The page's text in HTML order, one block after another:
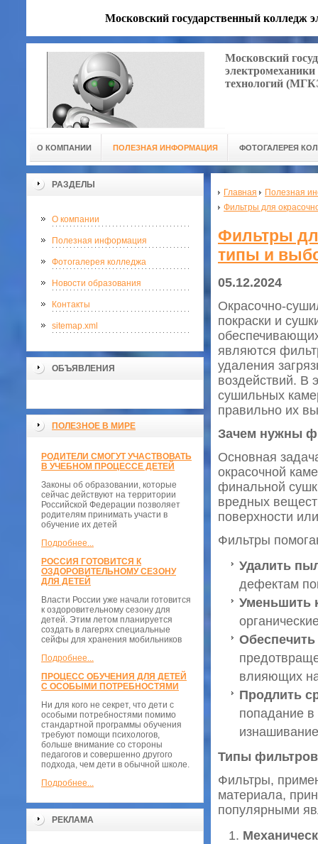
Московский государственный
Московский
технологий
О КОМПАНИИ ПОЛЕЗНАЯ ИНФОРМАЦИЯ ФОТОГАЛЕРЕЯ
РАЗДЕЛЫ
О компании
Полезная информация
Фотогалерея колледжа
Новости образования
Контакты
sitemap.xml
ОБЪЯВЛЕНИЯ
ПОЛЕЗНОЕ В МИРЕ
РОДИТЕЛИ СМОГУТ УЧАСТВОВАТЬ
В УЧЕБНОМ ПРОЦЕССЕ ДЕТЕЙ
Законы об образовании, которые
сейчас действуют на территории
Российской Федерации позволяет
родителям принимать участи в
обучение их детей
Подробнее...
РОССИЯ ГОТОВИТСЯ К
ОЗДОРОВИТЕЛЬНОМУ СЕЗОНУ
ДЛЯ ДЕТЕЙ
Власти России уже начали готовится
к оздоровительному сезону для
детей. Этим летом планируется
создать в лагерях специальные
сейфы для хранения мобильников
Подробнее...
ПРОЦЕСС ОБУЧЕНИЯ ДЛЯ ДЕТЕЙ
С ОСОБЫМИ ПОТРЕБНОСТЯМИ
Ни для кого не секрет, что дети с
особыми потребностями помимо
стандартной программы обучения
требуют помощи психологов,
больше внимание со стороны
педагогов и совершенно другого
подхода, чем дети в обычной школе.
Подробнее...
РЕКЛАМА
Главная
Полезная
Фильтры для
Фильтры
типы и
05.12.2024
Окрасочно-
покраски и
являются
удаления
воздействий. В
сушильных
правильно их
Зачем нужны
Основная
окрасочной
финальной
вредных
поверхности
Фильтры
Удалить
дефектам
Уменьшить
влияющих на
Продлить
попадание
Типы
Фильтры,
материала,
популярными